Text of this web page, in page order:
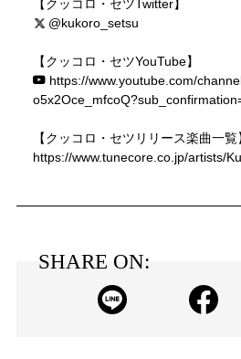
【クッコロ・セツTwitter】
@kukoro_setsu
【クッコロ・セツYouTube】
https://www.youtube.com/
【クッコロ・セツリリース楽曲一覧
https://www.tunecore.co.jp/artists/
SHARE ON: